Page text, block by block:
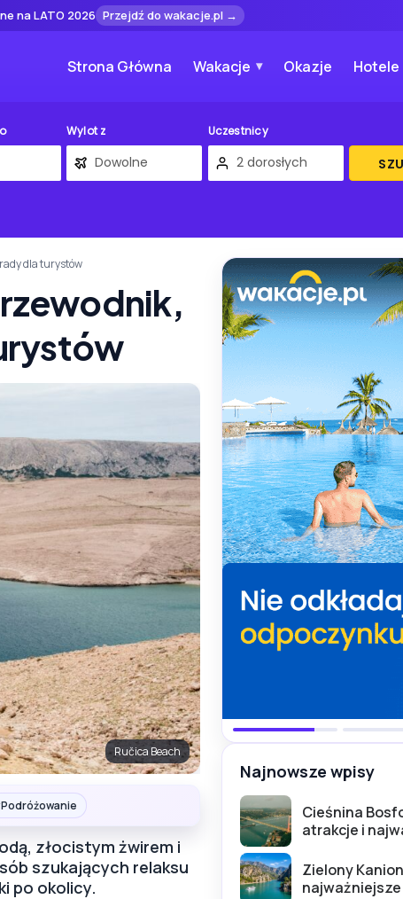
na LATO 2026 Przejdź do wakacje.pl →
Strona Główna Wakacje Okazje Hotele
Wylot z Uczestnicy
dla turystów
Ručica Beach
Podróżowanie
złocistym żwirem i
szukających relaksu
po okolicy.
Najnowsze wpisy
Cieśnina
atrakcje i
Zielony